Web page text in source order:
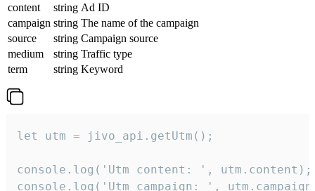
content
string Ad ID
campaign string The name of the campaign
source
string Campaign source
medium
string Traffic type
term
string Keyword
let utm = jivo_api.getUtm();
console.log('Utm content: ', utm.content);
console.log('Utm campaign: ',